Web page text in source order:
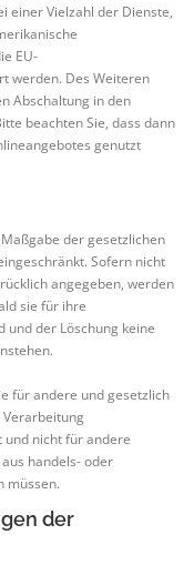
einer Vielzahl der Dienste,
EU-
werden. Des Weiteren
Abschaltung in den
beachten Sie, dass dann
genutzt
der gesetzlichen
Sofern nicht
angegeben, werden
sie für ihre
der Löschung keine
für andere und gesetzlich
und nicht für andere
handels- oder
müssen.
der